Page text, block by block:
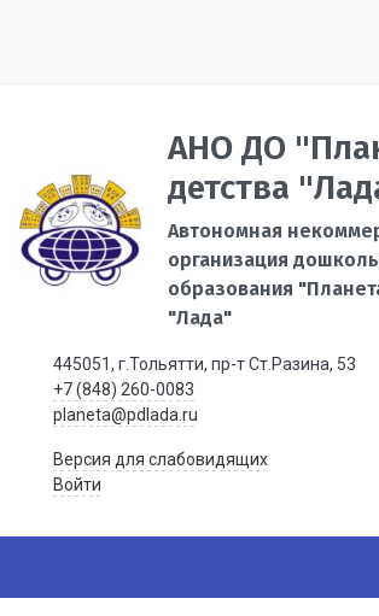
АНО ДО
детства
Автономная
организация
образования
"Лада"
445051, г.Тольятти, пр-т Ст.Разина, 53
+7 (848) 260-0083
planeta@pdlada.ru
Версия для слабовидящих
Войти